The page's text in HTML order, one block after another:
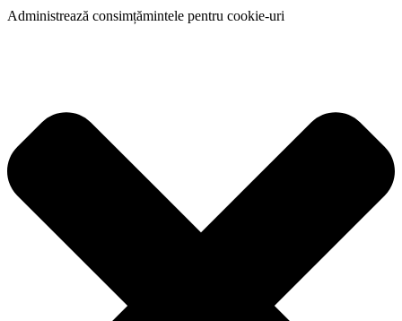
Administrează consimțămintele pentru cookie-uri